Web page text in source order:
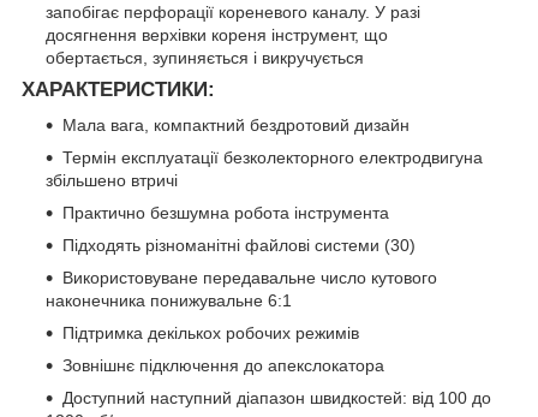
запобігає перфорації кореневого каналу. У разі
досягнення верхівки кореня інструмент, що
обертається, зупиняється і викручується
ХАРАКТЕРИСТИКИ:
Мала вага, компактний бездротовий дизайн
Термін експлуатації безколекторного електродвигуна
збільшено втричі
Практично безшумна робота інструмента
Підходять різноманітні файлові системи (30)
Використовуване передавальне число кутового
наконечника понижувальне 6:1
Підтримка декількох робочих режимів
Зовнішнє підключення до апекслокатора
Доступний наступний діапазон швидкостей: від 100 до